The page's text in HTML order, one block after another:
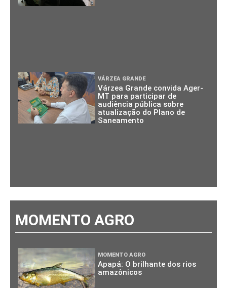
VÁRZEA GRANDE
Várzea Grande convida Ager-
MT para participar de
audiência pública sobre
atualização do Plano de
Saneamento
MOMENTO AGRO
MOMENTO AGRO
Apapá: O brilhante dos rios
amazônicos